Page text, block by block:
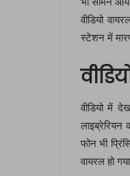
वीडियो
स्टेशन में
वीडियो में
लाइब्रेरियन
फोन भी
वायरल हो